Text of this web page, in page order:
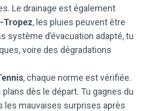
Le drainage est également
Tropez, les pluies peuvent être
système d’évacuation adapté, tu
voire des dégradations
, chaque norme est vérifiée.
dès le départ. Tu gagnes du
les mauvaises surprises après